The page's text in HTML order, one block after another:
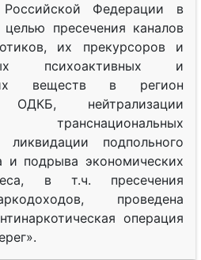
Российской Федерации в
пресечения каналов
их прекурсоров и
психоактивных и
веществ в регион
ОДКБ, нейтрализации
транснациональных
ликвидации подпольного
и подрыва экономических
в т.ч. пресечения
проведена
операция